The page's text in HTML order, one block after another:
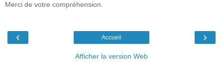
Merci de votre compréhension.
‹ ›
Accueil
Afficher la version Web